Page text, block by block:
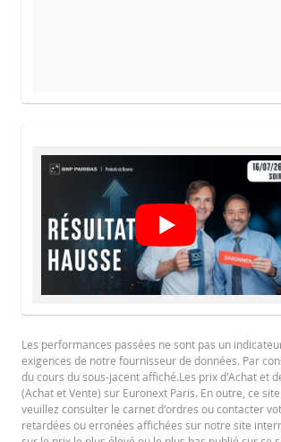
PROSPECTUS DE BASE
FINAL TERMS
Français (France)
CONDITIONS DÉFINITIVES RÉSUMÉ
Français (France)
Les performances passées ne sont pas un
exigences de notre fournisseur de données. Par
du cours du sous-jacent affiché.Les prix d'Achat et
(Achat et Vente) sur Euronext Paris. En outre, ce
veuillez consulter le carnet d'ordres ou contacter
retardées ou erronées affichées sur notre site